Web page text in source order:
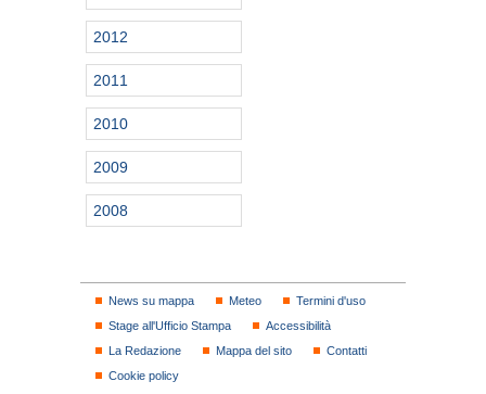
2012
2011
2010
2009
2008
News su mappa Meteo
Termini d'uso
Stage all'Ufficio Stampa
Accessibilità
La Redazione
Mappa del sito
Contatti
Cookie policy